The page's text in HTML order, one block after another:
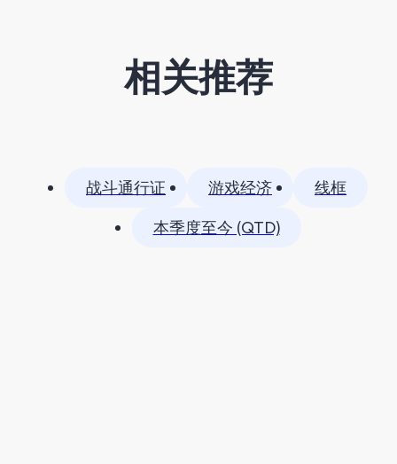
相关推荐
战斗通行证 游戏经济
线框
本季度至今 (QTD)